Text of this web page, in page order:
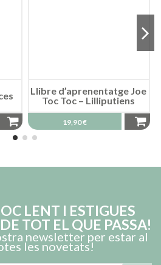
Llibre d’aprenentatge Joe
Toc Toc – Lilliputiens
19,90 €
LENT I ESTIGUES
TOT EL QUE PASSA!
newsletter per estar al
les novetats!